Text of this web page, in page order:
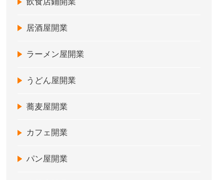
飲食店鋪開業
居酒屋開業
ラーメン屋開業
うどん屋開業
蕎麦屋開業
カフェ開業
パン屋開業